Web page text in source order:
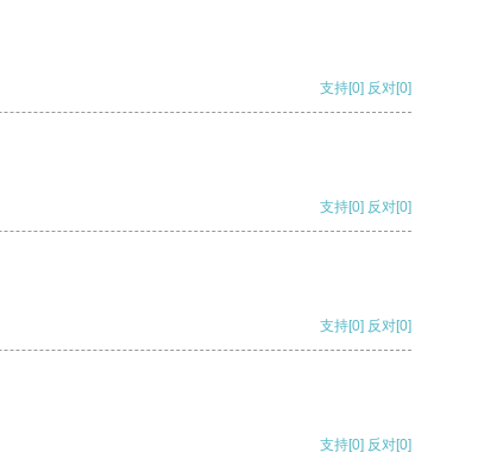
支持[0] 反对[0]
支持[0] 反对[0]
支持[0] 反对[0]
支持[0] 反对[0]